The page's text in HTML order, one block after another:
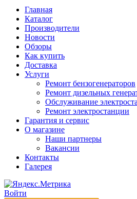
Главная
Каталог
Производители
Новости
Обзоры
Как купить
Доставка
Услуги
Ремонт бензогенераторов
Ремонт дизельных
Обслуживание
Ремонт электростанции
Гарантия и сервис
О магазине
Наши партнеры
Вакансии
Контакты
Галерея
Войти